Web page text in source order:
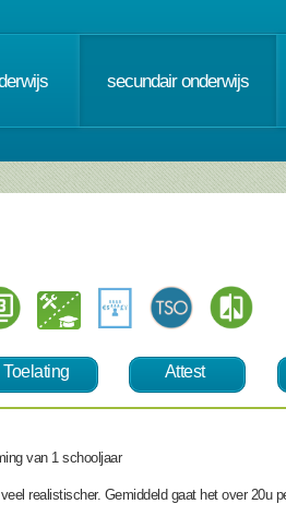
secundair onderwijs
Toelating Attest
van 1 schooljaar
realistischer. Gemiddeld gaat het over 20u